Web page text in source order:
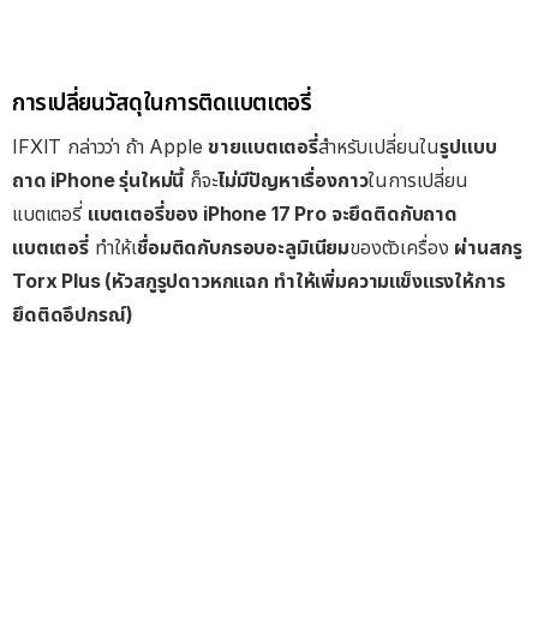
การเปลี่ยนวัสดุในการติดแบตเตอรี่
IFXIT กล่าวว่า ถ้า Appleขายแบตเตอรี่สำหรับเปลี่ยนในรูปแบบ
ถาด iPhone รุ่นใหม่นี้ ก็จะไม่มีปัญหาเรื่องกาวในการเปลี่ยน
แบตเตอรี่ แบตเตอรี่ของ iPhone 17 Pro จะยึดติดกับถาด
แบตเตอรี่ทำให้เชื่อมติดกับกรอบอะลูมิเนียมของตัวเครื่อง ผ่านสกรู
Torx Plus (หัวสกูรูปดาวหกแฉก ทำให้เพิ่มความแข็งแรงให้การ
ยึดติดอึปกรณ์)